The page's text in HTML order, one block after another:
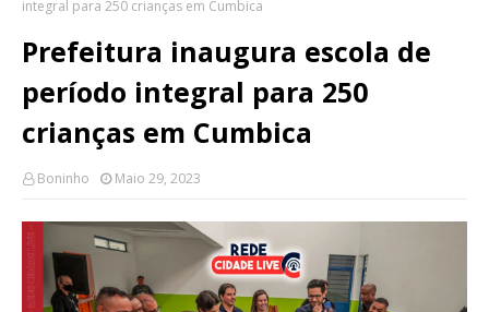
integral para 250 crianças em Cumbica
Prefeitura inaugura escola de
período integral para 250
crianças em Cumbica
Boninho Maio 29, 2023